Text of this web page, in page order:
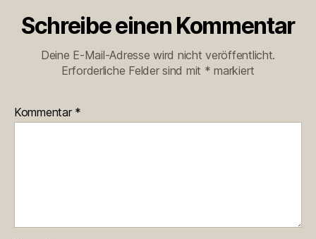
Schreibe einen Kommentar
Deine E-Mail-Adresse wird nicht veröffentlicht.
Erforderliche Felder sind mit * markiert
Kommentar *